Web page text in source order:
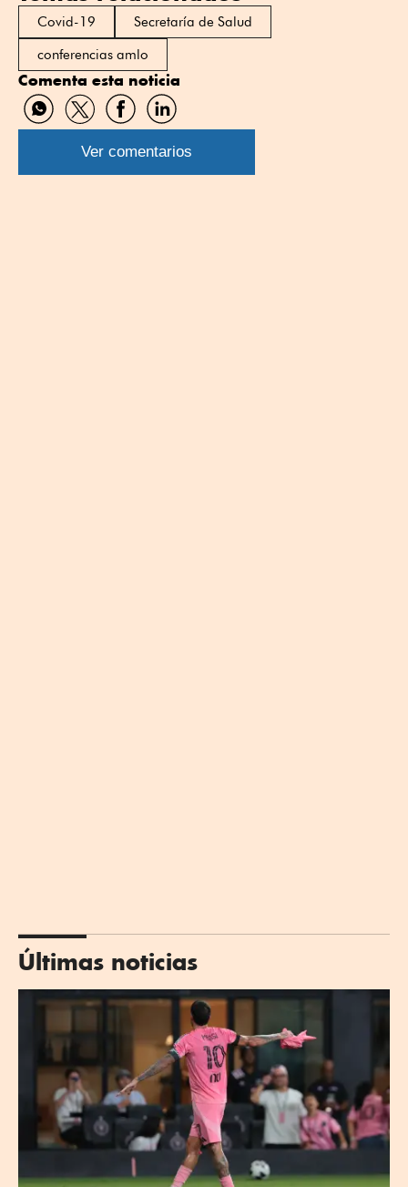
Covid-19
Secretaría de Salud
conferencias amlo
Comenta esta noticia
Compartir
por
WhatsApp
Compartir
por
Twitter
Compartir
por
Facebook
Compartir
por
Linkedin
Ver comentarios
Últimas noticias